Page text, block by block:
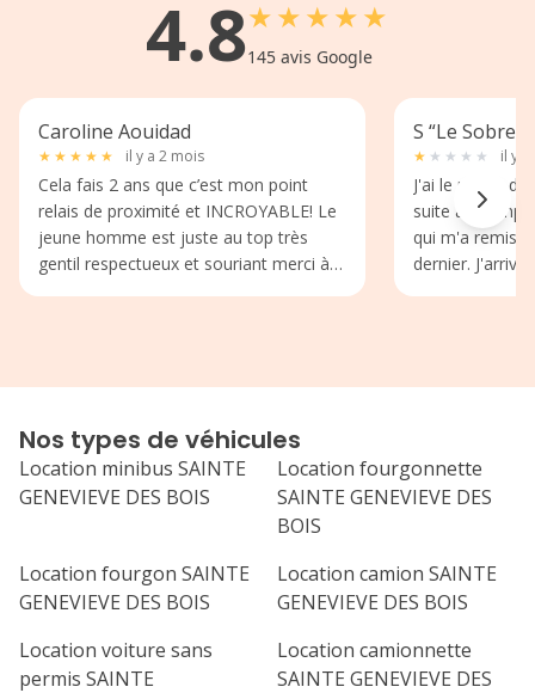
4.8★★★★★
145avis Google
Caroline Aouidad
★ ★ ★ ★ ★ il y a 2 mois
Cela fais 2 ans que c’est mon point
relais de proximité et INCROYABLE! Le
jeune homme est juste au top très
gentil respectueux et souriant merci à
S “Le Sobre”
★ ★ ★ ★ ★ il y
J'ai le regret
suite au
qui m'a remis
dernier. J'arrive je le salut, il me dit
qu'il fesait 😡😡😡 Je lui
moins me le
5 minutes que
comportement
irrespectueux et
respect est la
Nos types de véhicules
Location minibus SAINTE
GENEVIEVE DES BOIS
Location fourgonnette
SAINTE GENEVIEVE DES
BOIS
Location fourgon SAINTE
GENEVIEVE DES BOIS
Location camion SAINTE
GENEVIEVE DES BOIS
Location voiture sans
permis SAINTE
Location camionnette
SAINTE GENEVIEVE DES